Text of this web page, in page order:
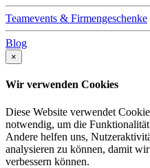
Teamevents & Firmengeschenke
Blog
×
Wir verwenden Cookies
Diese Website verwendet
notwendig, um die
Andere helfen uns,
analysieren zu können, damit
verbessern können.